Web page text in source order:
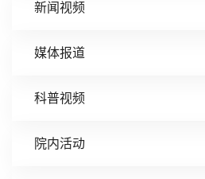
新闻视频
媒体报道
科普视频
院内活动